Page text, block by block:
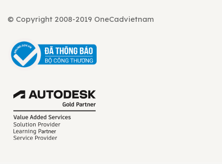
© Copyright 2008-2019 OneCadvietnam